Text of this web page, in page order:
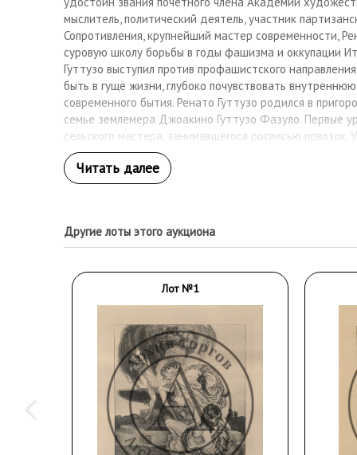
мыслитель, политический деятель, участник
Сопротивления, крупнейший мастер современности,
суровую школу борьбы в годы фашизма и оккупации
Гуттузо выступил против профашистского
быть в гуще жизни, глубоко почувствовать
современного бытия. Ренато Гуттузо родился в
семье землемера Джоакино Гуттузо Фазуло. Первые
сельского мастера, занимавшегося росписью повозок.
курсы художника-футуриста Пиппо Риццо. В 1931 году
Куадриенналле — проходящей раз в четыре года
художников в Палермо, где две его картины были
Гуттузо сближается с деятелями искусства,
Его статья о Пикассо (1933) в газете «Ора» повлекла
стороны цензуры в нарушении общественной
арт-объединение «Корренте» («Течение»),
литературно-художественный журнал. В 1940 году
Коммунистическую партию Италии (с 1956 — в ЦК
мировой войны Гуттузо создаёт одно из
«Распятие»: «Я хочу написать эту казнь Христа как
Христос как символ всех, кто сегодня терпит
свои идеи». Картина перекликается с «Герникой» — в
лошади — прямая цитата шедевра Пикассо
.
экспонировалась на выставке «Премио Бергамо»
Ватикана. С 1943 года Гуттузо участник движения
Другие лоты этого аукциона
Лот №1